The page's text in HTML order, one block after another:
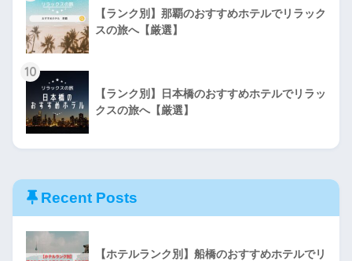
【ランク別】那覇のおすすめホテルでリラック
スの旅へ【厳選】
10
【ランク別】日本橋のおすすめホテルでリラッ
クスの旅へ【厳選】
Recent Posts
【ホテルランク別】船橋のおすすめホテルでリ